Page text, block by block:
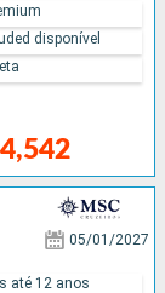
disponível
05/01/2027
até 12 anos